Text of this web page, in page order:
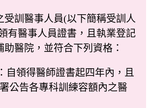
受訓醫事人員(以下簡稱受訓人
有醫事人員證書，且執業登記
助醫院，並符合下列資格：
自領得醫師證書起四年內，且
公告各專科訓練容額內之醫